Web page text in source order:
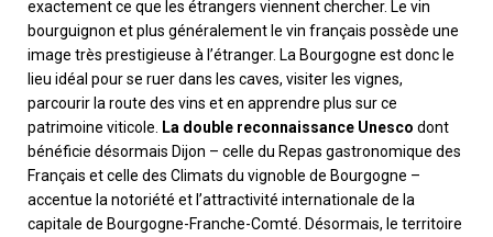
exactement ce que les étrangers viennent chercher. Le vin
bourguignon et plus généralement le vin français possède une
image très prestigieuse à l’étranger. La Bourgogne est donc le
lieu idéal pour se ruer dans les caves, visiter les vignes,
parcourir la route des vins et en apprendre plus sur ce
patrimoine viticole.
La double reconnaissance Unesco dont
bénéficie désormais Dijon – celle du Repas gastronomique des
Français et celle des Climats du vignoble de Bourgogne –
accentue la notoriété et l’attractivité internationale de la
capitale de Bourgogne-Franche-Comté. Désormais, le territoire